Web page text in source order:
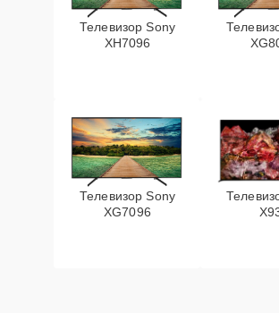
Телевизор Sony
XH7096
Телевизор Sony
XG7096